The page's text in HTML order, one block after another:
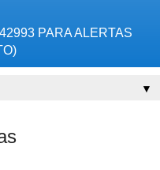
PARA ALERTAS
▼